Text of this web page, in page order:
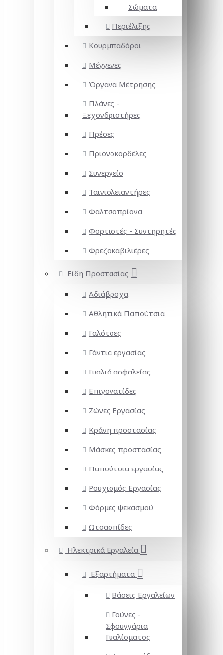
Σώματα
Περιέλιξης
Κουρμπαδόροι
Μέγγενες
Όργανα Μέτρησης
Πλάνες -
Ξεχονδριστήρες
Πρέσες
Πριονοκορδέλες
Συνεργείο
Ταινιολειαντήρες
Φαλτσοπρίονα
Φορτιστές - Συντηρητές
Φρεζοκαβιλιέρες
Είδη Προστασίας
Αδιάβροχα
Αθλητικά Παπούτσια
Γαλότσες
Γάντια εργασίας
Γυαλιά ασφαλείας
Επιγονατίδες
Ζώνες Εργασίας
Κράνη προστασίας
Μάσκες προστασίας
Παπούτσια εργασίας
Ρουχισμός Εργασίας
Φόρμες ψεκασμού
Ωτοασπίδες
Ηλεκτρικά Εργαλεία
Εξαρτήματα
Βάσεις Εργαλείων
Γούνες -
Σφουγγάρια
Γυαλίσματος